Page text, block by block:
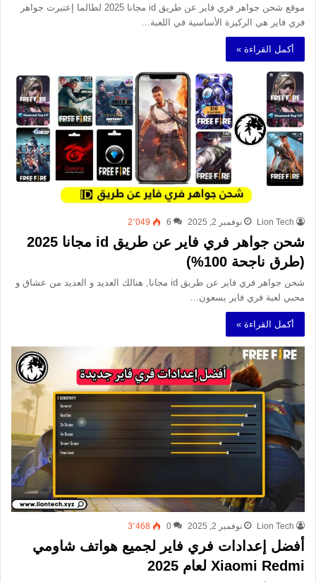
موقع شحن جواهر فري فاير عن طريق id مجانا 2025 لطالما إعتبرت جواهر
فري فاير هي الركيزة الأساسية في اللعبة…
أكمل القراءة »
Lion Tech نوفمبر 2, 2025 6 2٬049
شحن جواهر فري فاير عن طريق id مجانا 2025
(طرق ناجحة 100%)
شحن جواهر فري فاير عن طريق id مجانا, هنالك العديد و العديد من عشاق و
محبي لعبة فري فاير يسعون…
أكمل القراءة »
Lion Tech نوفمبر 2, 2025 0 3٬468
أفضل إعدادات فري فاير لجميع هواتف شاومي
Xiaomi Redmi لعام 2025